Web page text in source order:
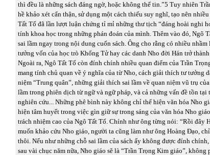
thì đều là những sách đáng ngờ, hoặc không thể tin.”5 Tuy nhiên
hề khảo xét cẩn thận, sử dụng một cách thiếu suy nghĩ, tạo nên
Tất Tố đã lần lượt luận chứng tỉ mỉ những thư tịch “đáng hoài nghi
tính khoa học trong những phán đoán của mình. Thêm vào đó, Ngô
sai lầm ngay trong nội dung cuốn sách. Ông cho rằng có nhiều
tưởng vốn của học trò Khổng Tử hay các danh Nho đời Hán trở
Ngoài ra, Ngô Tất Tố còn đính chính nhiều quan điểm của Trần
mang tính chủ quan về ý nghĩa của từ Nho, cách giải thích tư tưởng
niệm “Trung quân”, những giải thích sai lầm về quan niệm vũ trụ
lầm trong phiên dịch từ ngữ và ngữ pháp, và cả những vấn đề tồn tại
nghiên cứu... Những phê bình này không chỉ thể hiện văn hóa Nho
hiện tâm huyết trong việc gìn giữ sự trong sáng của văn hóa Nho
trách nhiệm cao của Ngô Tất Tố. Chính như ông từng nói: “Rồi đây
muốn khảo cứu Nho giáo, người ta cũng làm như ông Hoàng Đạo,
thôi. Nếu như những chỗ sai lầm của sách ấy không được đính
sau vài chục năm nữa, Nho giáo sẽ là “Trần Trọng Kim giáo”, không